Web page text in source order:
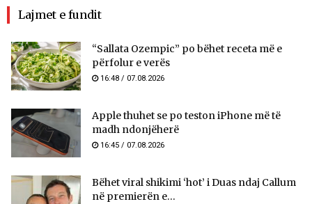
Lajmet e fundit
“Sallata Ozempic” po bëhet receta më e
përfolur e verës
16:48 / 07.08.2026
Apple thuhet se po teston iPhone më të
madh ndonjëherë
16:45 / 07.08.2026
Bëhet viral shikimi ‘hot’ i Duas ndaj Callum
në premierën e...